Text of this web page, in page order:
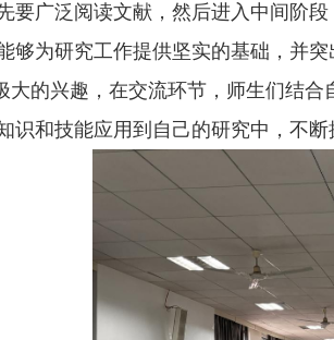
要广泛阅读文献，然后进入中间阶
够为研究工作提供坚实的基础，并突
大的兴趣，在交流环节，师生们结
识和技能应用到自己的研究中，不